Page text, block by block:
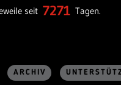
seit 7271 Tagen.
ARCHIV